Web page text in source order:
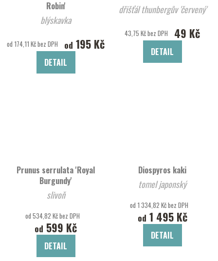
Robin'
blýskavka
od 174,11 Kč bez DPH od 195 Kč
DETAIL
dřišťál thunbergův 'červený'
43,75 Kč bez DPH 49 Kč
DETAIL
Prunus serrulata 'Royal
Burgundy'
slivoň
od 534,82 Kč bez DPH
od 599 Kč
DETAIL
Diospyros kaki
tomel japonský
od 1 334,82 Kč bez DPH
od 1 495 Kč
DETAIL